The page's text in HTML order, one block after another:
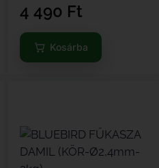
4 490 Ft
Kosárba